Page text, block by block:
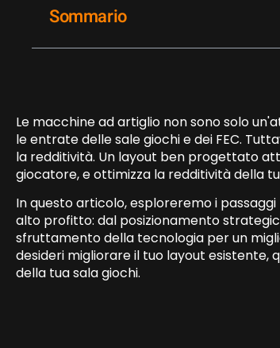
Sommario
Le macchine ad artiglio non sono solo
le entrate delle sale giochi e dei FEC.
la redditività. Un layout ben progettato
giocatore, e ottimizza la redditività della
In questo articolo, esploreremo i
alto profitto: dal posizionamento
sfruttamento della tecnologia per un
desideri migliorare il tuo layout
della tua sala giochi.